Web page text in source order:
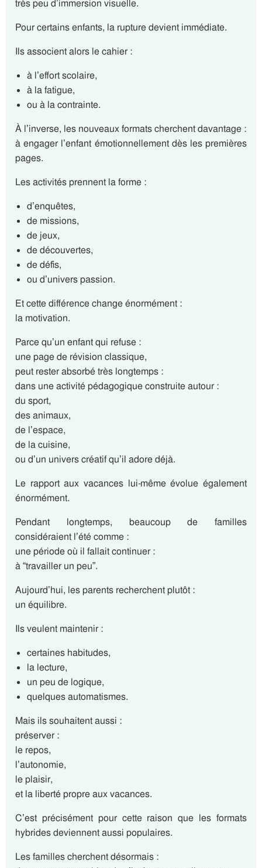
très peu d’immersion visuelle.
Pour certains enfants, la rupture devient immédiate.
Ils associent alors le cahier :
à l’effort scolaire,
à la fatigue,
ou à la contrainte.
À l’inverse, les nouveaux formats cherchent davantage :
à engager l’enfant émotionnellement dès les premières
pages.
Les activités prennent la forme :
d’enquêtes,
de missions,
de jeux,
de découvertes,
de défis,
ou d’univers passion.
Et cette différence change énormément :
la motivation.
Parce qu’un enfant qui refuse :
une page de révision classique,
peut rester absorbé très longtemps :
dans une activité pédagogique construite autour :
du sport,
des animaux,
de l’espace,
de la cuisine,
ou d’un univers créatif qu’il adore déjà.
Le rapport aux vacances lui-même évolue également
énormément.
Pendant longtemps, beaucoup de familles
considéraient l’été comme :
une période où il fallait continuer :
à “travailler un peu”.
Aujourd’hui, les parents recherchent plutôt :
un équilibre.
Ils veulent maintenir :
certaines habitudes,
la lecture,
un peu de logique,
quelques automatismes.
Mais ils souhaitent aussi :
préserver :
le repos,
l’autonomie,
le plaisir,
et la liberté propre aux vacances.
C’est précisément pour cette raison que les formats
hybrides deviennent aussi populaires.
Les familles cherchent désormais :